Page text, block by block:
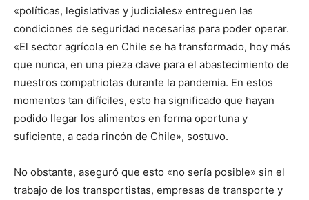
«políticas, legislativas y judiciales» entreguen las
condiciones de seguridad necesarias para poder operar.
«El sector agrícola en Chile se ha transformado, hoy más
que nunca, en una pieza clave para el abastecimiento de
nuestros compatriotas durante la pandemia. En estos
momentos tan difíciles, esto ha significado que hayan
podido llegar los alimentos en forma oportuna y
suficiente, a cada rincón de Chile», sostuvo.
No obstante, aseguró que esto «no sería posible» sin el
trabajo de los transportistas, empresas de transporte y